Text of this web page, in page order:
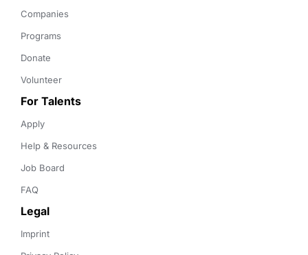
Companies
Programs
Donate
Volunteer
For Talents
Apply
Help & Resources
Job Board
FAQ
Legal
Imprint